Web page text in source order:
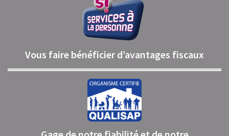
Vous faire bénéficier d’avantages fiscaux